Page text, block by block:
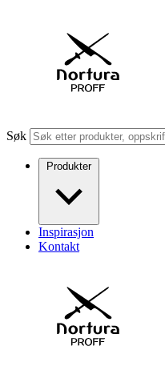
Søk
Produkter
Inspirasjon
Kontakt